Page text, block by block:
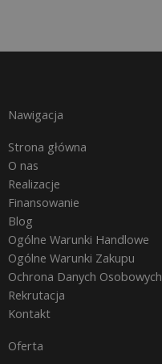
Nawigacja
Strona główna
O nas
Realizacje
Finansowanie
Blog
Ogólne Warunki Handlowe
Ogólne Warunki Zakupu
Ochrona Danych Osobowych
Rekrutacja
Kontakt
Oferta